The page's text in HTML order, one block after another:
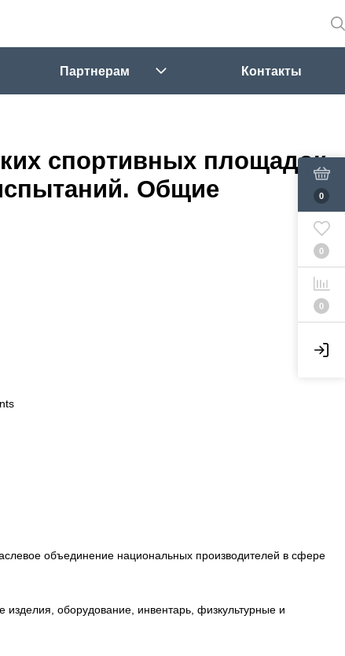
Партнерам Контакты
спортивных площадок.
Общие
0
0
0
объединение национальных производителей в сфере
оборудование, инвентарь, физкультурные и